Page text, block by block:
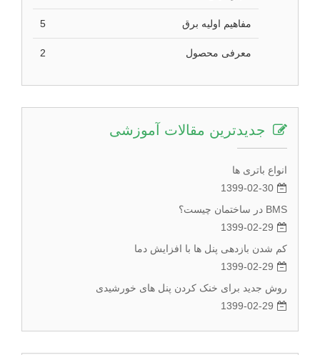
مفاهیم اولیه برق 5
معرفی محصول 2
جدیدترین مقالات آموزشی
انواع باتری ها
1399-02-30
BMS در ساختمان چیست؟
1399-02-29
کم شدن بازدهی پنل ها با افزایش دما
1399-02-29
روش جدید برای خنک کردن پنل های خورشیدی
1399-02-29